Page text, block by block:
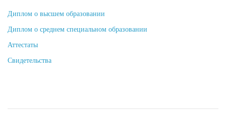
Диплом о высшем образовании
Диплом о среднем специальном образовании
Аттестаты
Свидетельства